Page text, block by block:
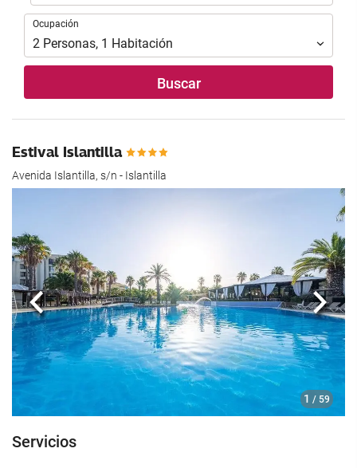
Ocupación
Ocupación
2 Personas, 1 Habitación
Buscar
Estival Islantilla
Avenida Islantilla, s/n - Islantilla
1 / 59
Anterior
Servicios